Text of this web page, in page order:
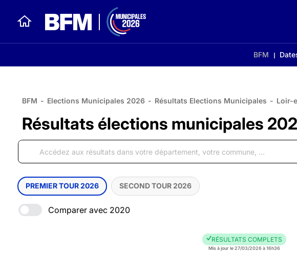
BFM
BFM - Elections Municipales 2026 - Résultats Elections Municipales - Loir-
Résultats élections municipales
PREMIER TOUR 2026 SECOND TOUR 2026
Comparer avec 2020
RÉSULTATS COMPLETS
Mis à jour le 27/03/2026 à 16h36